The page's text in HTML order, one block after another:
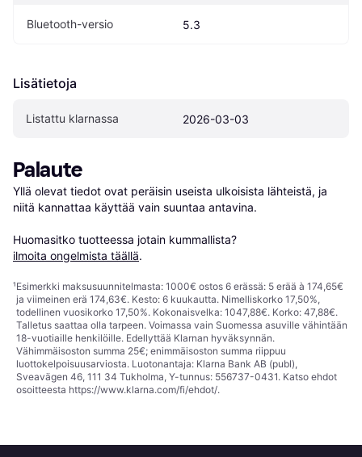
Bluetooth-versio 5.3
Lisätietoja
Listattu klarnassa 2026-03-03
Palaute
Yllä olevat tiedot ovat peräisin useista ulkoisista lähteistä, ja
niitä kannattaa käyttää vain suuntaa antavina.
Huomasitko tuotteessa jotain kummallista?
ilmoita ongelmista täällä.
¹Esimerkki maksusuunnitelmasta: 1000€ ostos 6 erässä: 5 erää à 174,65€
ja viimeinen erä 174,63€. Kesto: 6 kuukautta. Nimelliskorko 17,50%,
todellinen vuosikorko 17,50%. Kokonaisvelka: 1047,88€. Korko: 47,88€.
Talletus saattaa olla tarpeen. Voimassa vain Suomessa asuville vähintään
18-vuotiaille henkilöille. Edellyttää Klarnan hyväksynnän.
Vähimmäisoston summa 25€; enimmäisoston summa riippuu
luottokelpoisuusarviosta. Luotonantaja: Klarna Bank AB (publ),
Sveavägen 46, 111 34 Tukholma, Y-tunnus: 556737-0431. Katso ehdot
osoitteesta https://www.klarna.com/fi/ehdot/.